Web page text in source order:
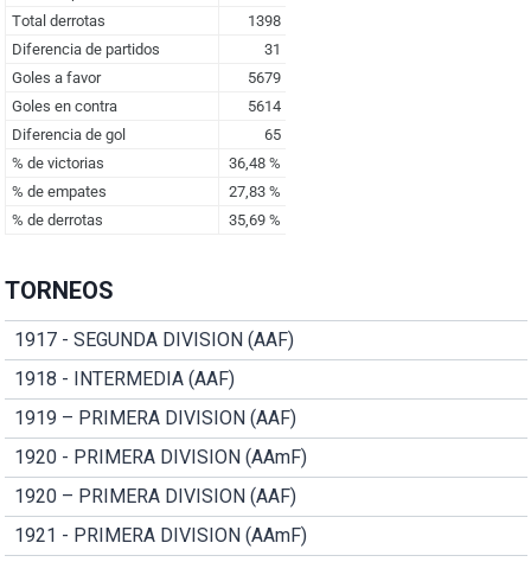
TORNEOS
1917 - SEGUNDA DIVISION (AAF)
1918 - INTERMEDIA (AAF)
1919 – PRIMERA DIVISION (AAF)
1920 - PRIMERA DIVISION (AAmF)
1920 – PRIMERA DIVISION (AAF)
1921 - PRIMERA DIVISION (AAmF)